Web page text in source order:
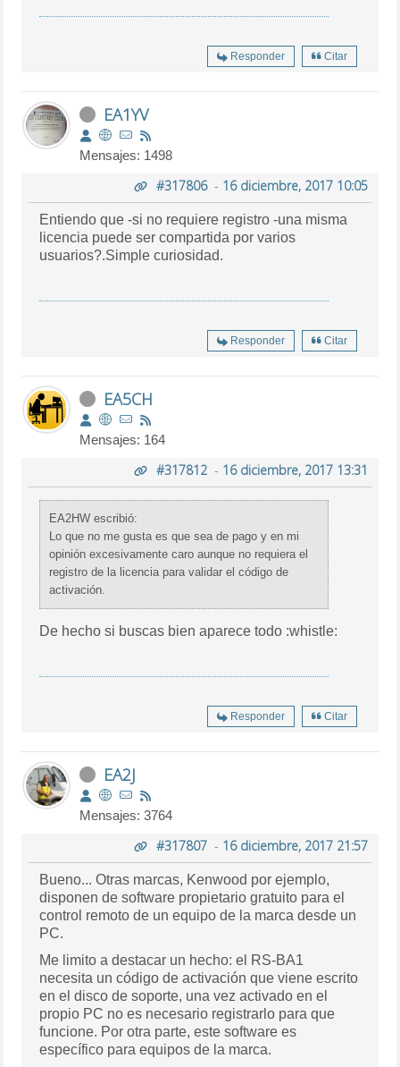
Responder Citar
EA1YV
Mensajes: 1498
#317806- 16 diciembre, 2017 10:05
Entiendo que -si no requiere registro -una misma
licencia puede ser compartida por varios
usuarios?.Simple curiosidad.
Responder Citar
EA5CH
Mensajes: 164
#317812- 16 diciembre, 2017 13:31
EA2HW escribió:
Lo que no me gusta es que sea de pago y en mi
opinión excesivamente caro aunque no requiera el
registro de la licencia para validar el código de
activación.
De hecho si buscas bien aparece todo :whistle:
Responder Citar
EA2J
Mensajes: 3764
#317807- 16 diciembre, 2017 21:57
Bueno... Otras marcas, Kenwood por ejemplo,
disponen de software propietario gratuito para el
control remoto de un equipo de la marca desde un
PC.
Me limito a destacar un hecho: el RS-BA1
necesita un código de activación que viene escrito
en el disco de soporte, una vez activado en el
propio PC no es necesario registrarlo para que
funcione. Por otra parte, este software es
específico para equipos de la marca.